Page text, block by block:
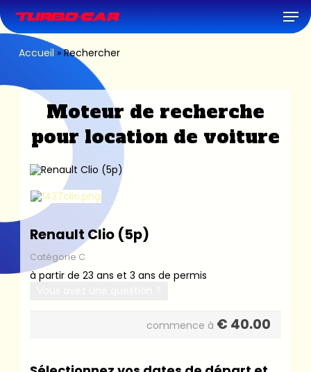
to
main
content
Accueil »Rechercher
Moteur de recherche
pour location de voiture
Renault Clio (5p)
Catégorie C
à partir de 23 ans et 3 ans de permis
commence à € 40.00